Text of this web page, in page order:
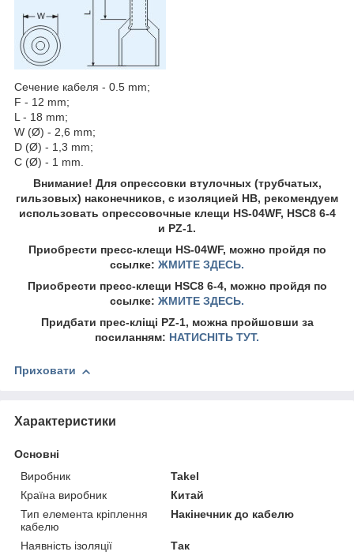
Сечение кабеля - 0.5 mm;
F - 12 mm;
L - 18 mm;
W (Ø) - 2,6 mm;
D (Ø) - 1,3 mm;
C (Ø) - 1 mm.
Внимание! Для опрессовки втулочных (трубчатых,
гильзовых) наконечников, с изоляцией HB, рекомендуем
использовать опрессовочные клещи HS-04WF, HSC8 6-4
и PZ-1.
Приобрести пресс-клещи HS-04WF, можно пройдя по
ссылке: ЖМИТЕ ЗДЕСЬ.
Приобрести пресс-клещи HSC8 6-4, можно пройдя по
ссылке: ЖМИТЕ ЗДЕСЬ.
Придбати прес-кліщі PZ-1, можна пройшовши за
посиланням: НАТИСНІТЬ ТУТ.
Приховати
Характеристики
Основні
Виробник
Takel
Країна виробник
Китай
Тип елемента кріплення
кабелю
Накінечник до кабелю
Наявність ізоляції
Так